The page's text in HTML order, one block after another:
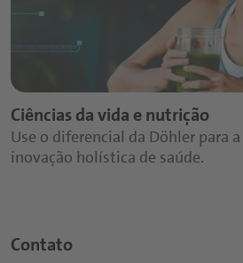
Ciências da vida e nutrição
Use o diferencial da Döhler para
inovação holística de saúde.
Contato